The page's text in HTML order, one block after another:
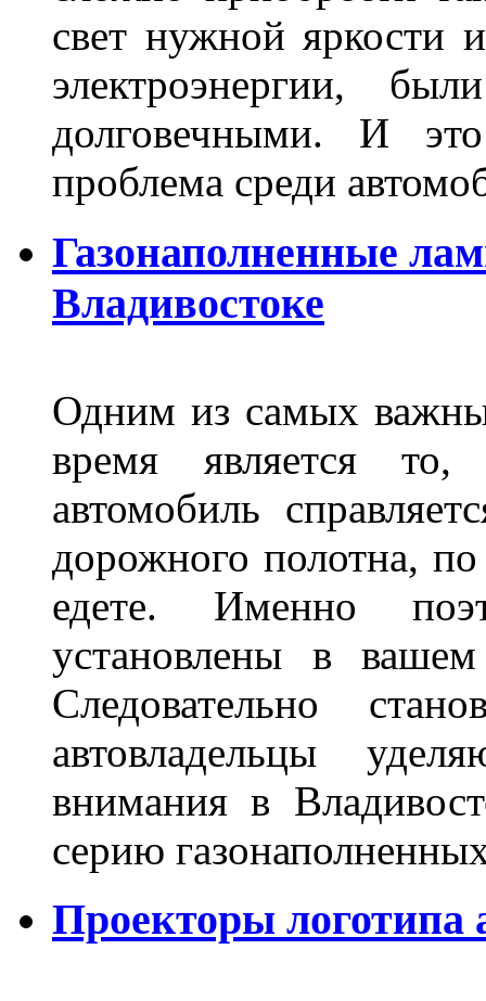
свет нужной яркости
электроэнергии,
долговечными. И
проблема среди
Газонаполненные
Владивостоке
Одним из самых
время является то,
автомобиль
дорожного полотна,
едете. Именно
установлены в
Следовательно
автовладельцы
внимания в
серию
Проекторы логотипа